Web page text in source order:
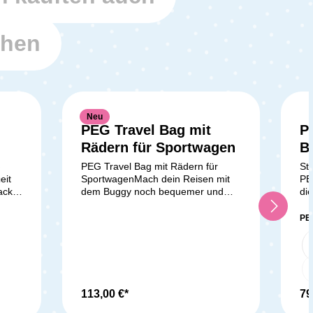
Neu
PEG Travel Bag mit
Rädern für Sportwagen
PEG Travel Bag mit Rädern für
SportwagenMach dein Reisen mit
dem Buggy noch bequemer und
Buggy, wenn er gerade nicht im
113,00 €*